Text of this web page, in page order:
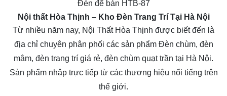
Đèn để bàn HTB-87
Nội thất Hòa Thịnh – Kho Đèn Trang Trí Tại Hà Nội
Từ nhiều năm nay, Nội Thất Hòa Thịnh được biết đến là
địa chỉ chuyên phân phối các sản phẩm Đèn chùm, đèn
mâm, đèn trang trí giá rẻ, đèn chùm quạt trần tại Hà Nội.
Sản phẩm nhập trực tiếp từ các thương hiệu nổi tiếng trên
thế giới.